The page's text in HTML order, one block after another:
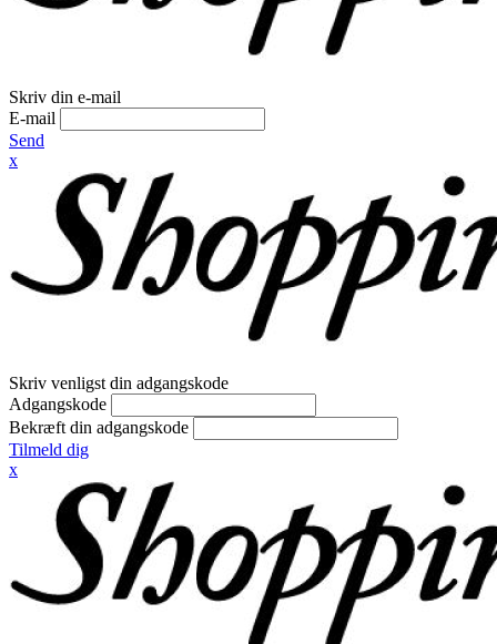
Skriv din e-mail
E-mail
Send
x
Skriv venligst din adgangskode
Adgangskode
Bekræft din adgangskode
Tilmeld dig
x